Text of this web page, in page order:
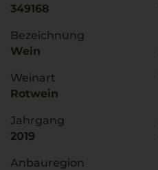
349168
Bezeichnung
Wein
Weinart
Rotwein
Jahrgang
2019
Anbauregion